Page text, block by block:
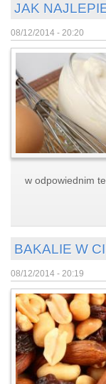
JAK
08/12/2014 - 20:20
w odpowiednim
BAKALIE W
08/12/2014 - 20:19